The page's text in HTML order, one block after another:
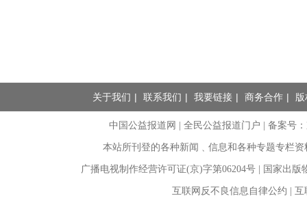
关于我们 | 联系我们 | 我要链接 | 商务合作 |
中国公益报道网 | 全民公益报道门户 |备案号
本站所刊登的各种新闻﹑信息和各种专题专栏
广播电视制作经营许可证(京)字第06204号 | 国家出
互联网反不良信息自律公约 |